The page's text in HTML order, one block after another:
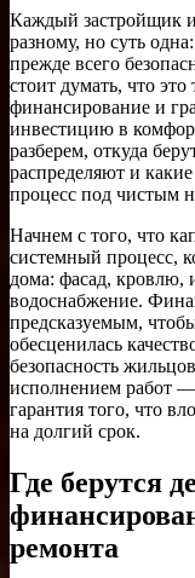
Каждый застройщик
разному, но суть
прежде всего
стоит думать, что
финансирование и
инвестицию в
разберем, откуда
распределяют и
процесс под чистым
Начнем с того, что
системный процесс,
дома: фасад, кровлю,
водоснабжение.
предсказуемым,
обесценилась
безопасность
исполнением работ
гарантия того, что
на долгий срок.
Где берутся
ремонта